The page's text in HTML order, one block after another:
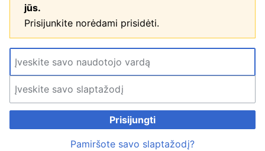
jūs.
Prisijunkite norėdami prisidėti.
Prisijungti
Pamiršote savo slaptažodį?